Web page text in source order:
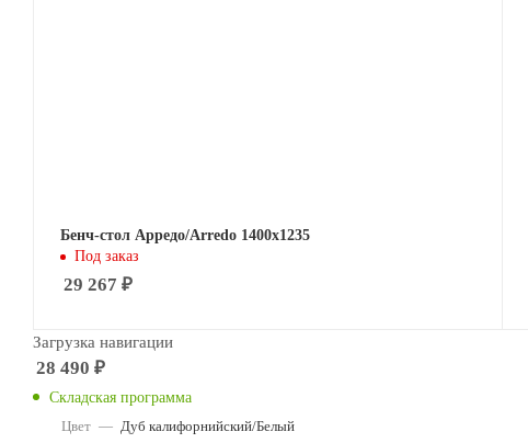
Бенч-стол Арредо/Arredo 1400х1235
Под заказ
29 267 ₽
Загрузка навигации
28 490 ₽
Складская программа
Цвет — Дуб калифорнийский/Белый